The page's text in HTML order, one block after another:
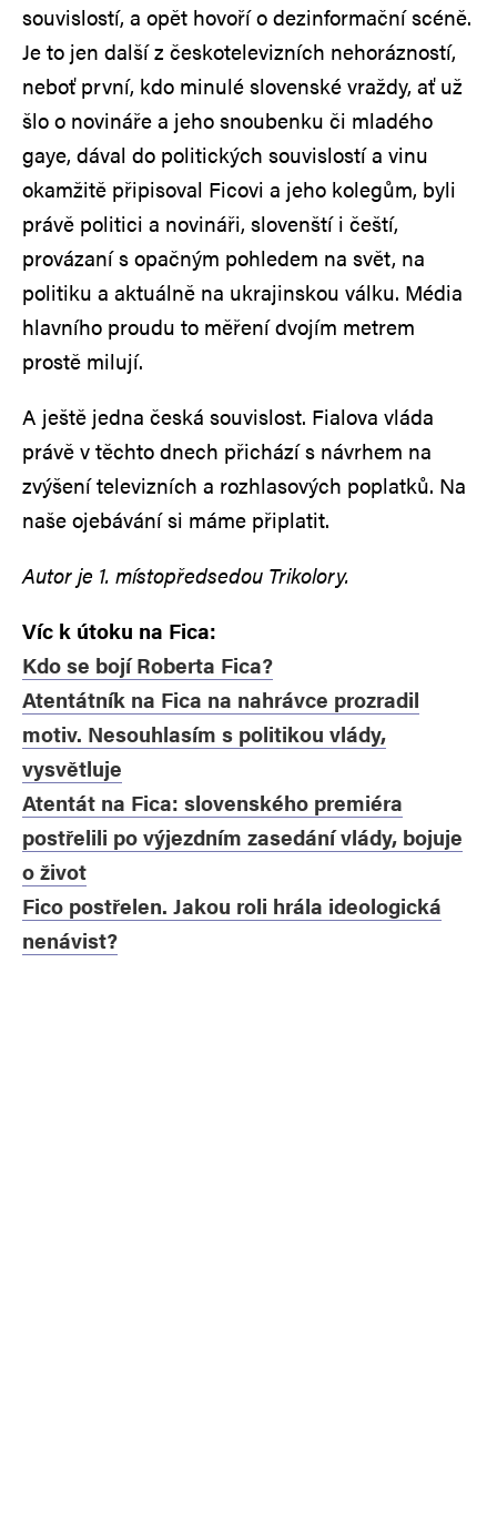
souvislostí, a opět hovoří o dezinformační scéně.
Je to jen další z českotelevizních nehorázností,
neboť první, kdo minulé slovenské vraždy, ať už
šlo o novináře a jeho snoubenku či mladého
gaye, dával do politických souvislostí a vinu
okamžitě připisoval Ficovi a jeho kolegům, byli
právě politici a novináři, slovenští i čeští,
provázaní s opačným pohledem na svět, na
politiku a aktuálně na ukrajinskou válku. Média
hlavního proudu to měření dvojím metrem
prostě milují.
A ještě jedna česká souvislost. Fialova vláda
právě v těchto dnech přichází s návrhem na
zvýšení televizních a rozhlasových poplatků. Na
naše ojebávání si máme připlatit.
Autor je 1. místopředsedou Trikolory.
Víc k útoku na Fica:
Kdo se bojí Roberta Fica?
Atentátník na Fica na nahrávce prozradil
motiv. Nesouhlasím s politikou vlády,
vysvětluje
Atentát na Fica: slovenského premiéra
postřelili po výjezdním zasedání vlády, bojuje
o život
Fico postřelen. Jakou roli hrála ideologická
nenávist?